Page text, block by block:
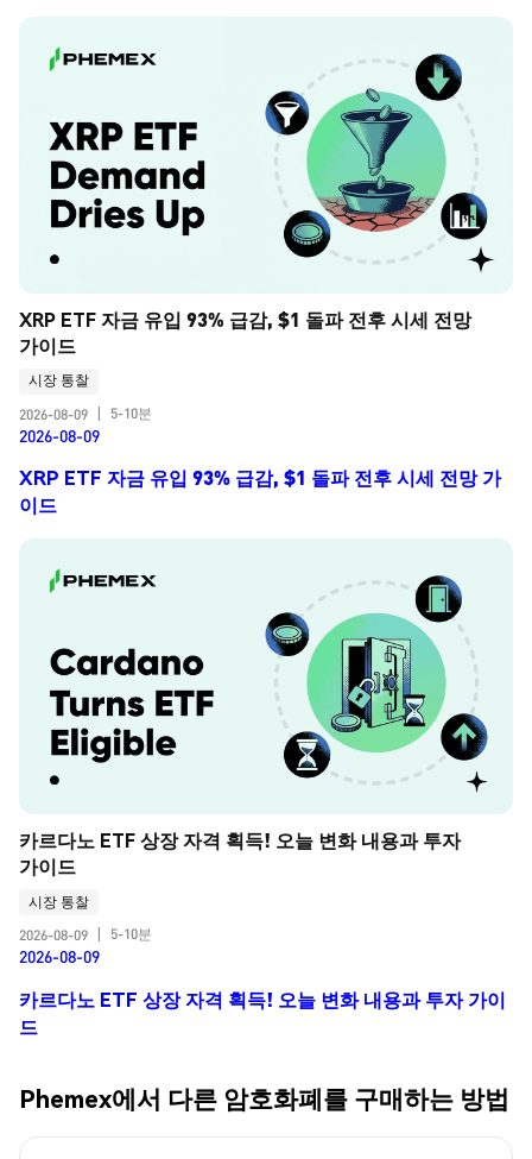
XRP ETF 자금 유입 93% 급감, $1 돌파 전후 시세 전망
가이드
시장 통찰
2026-08-09
5-10분
2026-08-09
XRP ETF 자금 유입 93% 급감, $1 돌파 전후 시세 전망 가
이드
카르다노 ETF 상장 자격 획득! 오늘 변화 내용과 투자
가이드
시장 통찰
2026-08-09
5-10분
2026-08-09
카르다노 ETF 상장 자격 획득! 오늘 변화 내용과 투자 가이
드
Phemex에서 다른 암호화폐를 구매하는 방법